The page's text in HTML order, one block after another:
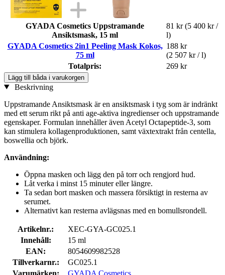
GYADA Cosmetics Uppstramande
Ansiktsmask, 15 ml
81 kr (5 400 kr /
l)
GYADA Cosmetics 2in1 Peeling Mask Kokos,
75 ml
188 kr
(2 507 kr / l)
Totalpris:
269 kr
Lägg till båda i varukorgen
Beskrivning
Uppstramande Ansiktsmask är en ansiktsmask i tyg som är indränkt
med ett serum rikt på anti age-aktiva ingredienser och uppstramande
egenskaper. Formulan innehåller även Acetyl Octapeptide-3, som
kan stimulera kollagenproduktionen, samt växtextrakt från centella,
boswellia och björk.
Användning:
Öppna masken och lägg den på torr och rengjord hud.
Låt verka i minst 15 minuter eller längre.
Ta sedan bort masken och massera försiktigt in resterna av
serumet.
Alternativt kan resterna avlägsnas med en bomullsrondell.
Artikelnr.:
XEC-GYA-GC025.1
Innehåll:
15 ml
EAN:
8054609982528
Tillverkarnr.:
GC025.1
Varumärken:
GYADA Cosmetics